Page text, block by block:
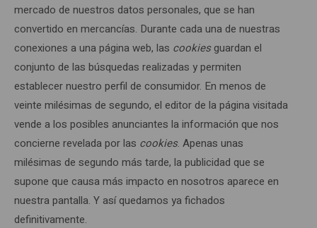
mercado de nuestros datos personales, que se han
convertido en mercancías. Durante cada una de nuestras
conexiones a una página web, las cookiesguardan el
conjunto de las búsquedas realizadas y permiten
establecer nuestro perfil de consumidor. En menos de
veinte milésimas de segundo, el editor de la página visitada
vende a los posibles anunciantes la información que nos
concierne revelada por las cookies. Apenas unas
milésimas de segundo más tarde, la publicidad que se
supone que causa más impacto en nosotros aparece en
nuestra pantalla. Y así quedamos ya fichados
definitivamente.